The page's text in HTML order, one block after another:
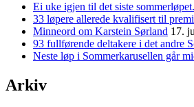
Ei uke igjen til det siste sommerløpet.
33 løpere allerede kvalifisert til
Minneord om Karstein Sørland 17.
93 fullførende deltakere i det andre
Neste løp i Sommerkarusellen går
Arkiv